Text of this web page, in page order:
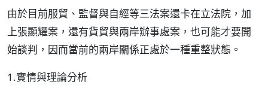
由於目前服貿、監督與自經等三法案還卡在立法院，加
上張顯耀案，還有貨貿與兩岸辦事處案，也可能才要開
始談判，因而當前的兩岸關係正處於一種重整狀態。
1.實情與理論分析